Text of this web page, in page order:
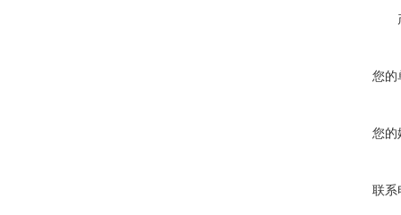
您的
您的
联系